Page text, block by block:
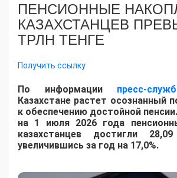
ПЕНСИОННЫЕ
КАЗАХСТАНЦЕВ
ТРЛН ТЕНГЕ
Получить ссылку
По информации пресс-
Казахстане растет осознанный
к обеспечению достойной
на 1 июля 2026 года
казахстанцев достигли
увеличившись за год на 17,0%.